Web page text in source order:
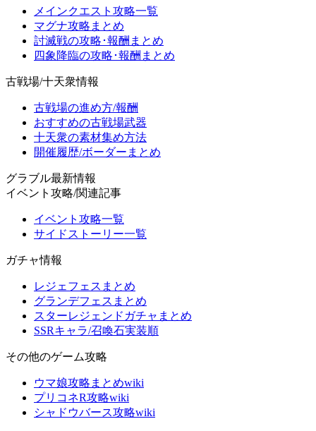
メインクエスト攻略一覧
マグナ攻略まとめ
討滅戦の攻略･報酬まとめ
四象降臨の攻略･報酬まとめ
古戦場/十天衆情報
古戦場の進め方/報酬
おすすめの古戦場武器
十天衆の素材集め方法
開催履歴/ボーダーまとめ
グラブル最新情報
イベント攻略/関連記事
イベント攻略一覧
サイドストーリー一覧
ガチャ情報
レジェフェスまとめ
グランデフェスまとめ
スターレジェンドガチャまとめ
SSRキャラ/召喚石実装順
その他のゲーム攻略
ウマ娘攻略まとめwiki
プリコネR攻略wiki
シャドウバース攻略wiki